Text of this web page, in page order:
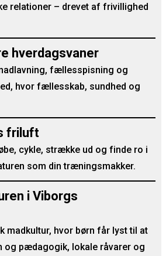
relationer – drevet af frivillighed
hverdagsvaner
fællesspisning og
hvor fællesskab, sundhed og
friluft
cykle, strække ud og finde ro i
som din træningsmakker.
i Viborgs
madkultur, hvor børn får lyst til at
og pædagogik, lokale råvarer og